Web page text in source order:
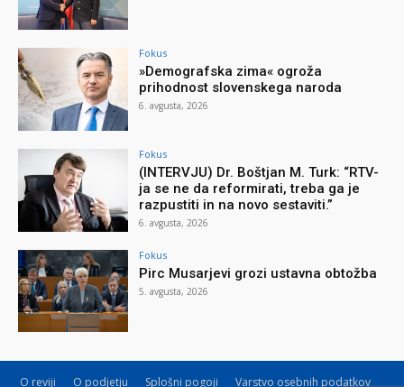
Fokus
»Demografska zima« ogroža
prihodnost slovenskega naroda
6. avgusta, 2026
Fokus
(INTERVJU) Dr. Boštjan M. Turk: “RTV-
ja se ne da reformirati, treba ga je
razpustiti in na novo sestaviti.”
6. avgusta, 2026
Fokus
Pirc Musarjevi grozi ustavna obtožba
5. avgusta, 2026
O reviji O podjetju Splošni pogoji Varstvo osebnih podatkov